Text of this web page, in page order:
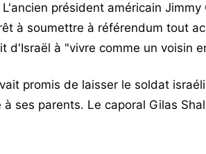
président américain Jimmy
à soumettre à référendum tout
d'Israël à "vivre comme un voisin
promis de laisser le soldat
ses parents. Le caporal Gilas